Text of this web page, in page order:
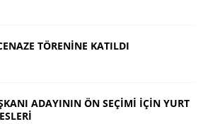
TÖRENİNE KATILDI
ADAYININ ÖN SEÇİMİ İÇİN YURT